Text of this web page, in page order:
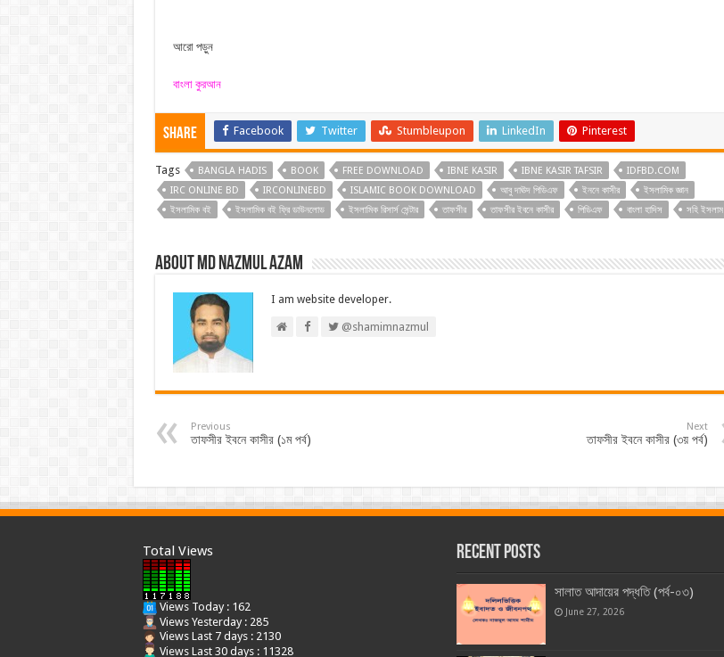
আরো পড়ুন
বাংলা কুরআন
Share Facebook Twitter Stumbleupon LinkedIn Pinterest
Tags BANGLA HADIS BOOK FREE DOWNLOAD IBNE KASIR IBNE KASIR TAFSIR
IDFBD.COM
IRC ONLINE BD
IRCONLINEBD ISLAMIC BOOK DOWNLOAD আবু দাঊদ পিডিএফ ইননে কাসীর
ইসলামিক জ্ঞান
ইসলামিক বই
ইসলামিক বই ফ্রি ডাউনলোড ইসলামিক রিসার্স সেন্টার তাফসীর তাফসীর ইবনে কাসীর পিডিএফ বাংলা হাদিস সহি ইসলাম
About Md Nazmul Azam
I am website developer.
@shamimnazmul
Previous
তাফসীর ইবনে কাসীর (১ম পর্ব)
Next
তাফসীর ইবনে কাসীর (৩য় পর্ব)
Total Views
Views Today : 162
Views Yesterday : 285
Views Last 7 days : 2130
Views Last 30 days : 11328
Recent Posts
সালাত আদায়ের পদ্ধতি (পর্ব-০৩)
June 27, 2026